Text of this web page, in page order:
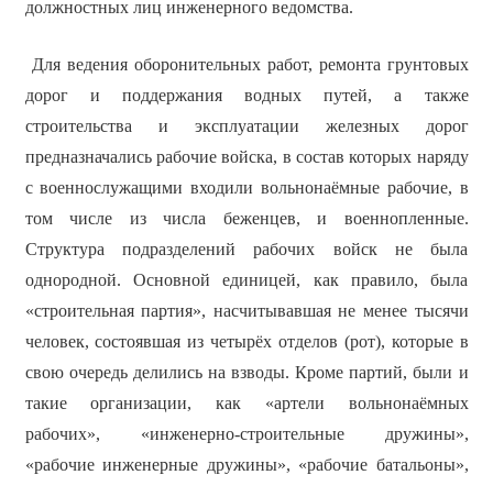
должностных лиц инженерного ведомства.
Для ведения оборонительных работ, ремонта грунтовых
дорог и поддержания водных путей, а также
строительства и эксплуатации железных дорог
предназначались рабочие войска, в состав которых наряду
с военнослужащими входили вольнонаёмные рабочие, в
том числе из числа беженцев, и военнопленные.
Структура подразделений рабочих войск не была
однородной. Основной единицей, как правило, была
«строительная партия», насчитывавшая не менее тысячи
человек, состоявшая из четырёх отделов (рот), которые в
свою очередь делились на взводы. Кроме партий, были и
такие организации, как «артели вольнонаёмных
рабочих», «инженерно-строительные дружины»,
«рабочие инженерные дружины», «рабочие батальоны»,